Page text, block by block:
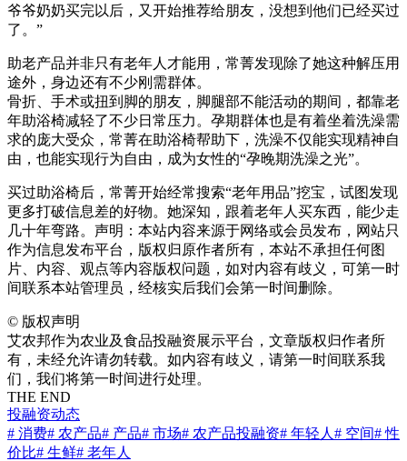
爷爷奶奶买完以后，又开始推荐给朋友，没想到他们已经买过
了。”
助老产品并非只有老年人才能用，常菁发现除了她这种解压用
途外，身边还有不少刚需群体。
骨折、手术或扭到脚的朋友，脚腿部不能活动的期间，都靠老
年助浴椅减轻了不少日常压力。孕期群体也是有着坐着洗澡需
求的庞大受众，常菁在助浴椅帮助下，洗澡不仅能实现精神自
由，也能实现行为自由，成为女性的“孕晚期洗澡之光”。
买过助浴椅后，常菁开始经常搜索“老年用品”挖宝，试图发现
更多打破信息差的好物。她深知，跟着老年人买东西，能少走
几十年弯路。声明：本站内容来源于网络或会员发布，网站只
作为信息发布平台，版权归原作者所有，本站不承担任何图
片、内容、观点等内容版权问题，如对内容有歧义，可第一时
间联系本站管理员，经核实后我们会第一时间删除。
© 版权声明
艾农邦作为农业及食品投融资展示平台，文章版权归作者所
有，未经允许请勿转载。如内容有歧义，请第一时间联系我
们，我们将第一时间进行处理。
THE END
投融资动态
# 消费# 农产品# 产品# 市场# 农产品投融资# 年轻人 # 空间# 性
价比# 生鲜# 老年人